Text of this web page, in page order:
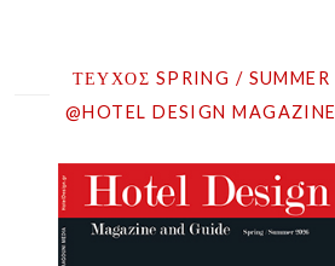
ΤΕΥΧΟΣ SPRING / SUMMER
@HOTEL DESIGN MAGAZINE